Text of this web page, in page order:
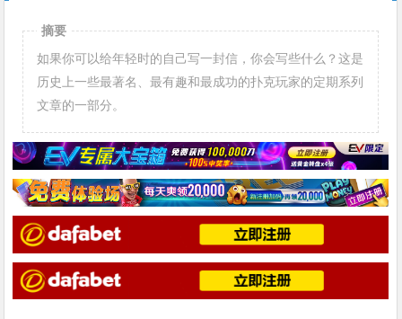
摘要
如果你可以给年轻时的自己写一封信，你会写些什么？这是
历史上一些最著名、最有趣和最成功的扑克玩家的定期系列
文章的一部分。